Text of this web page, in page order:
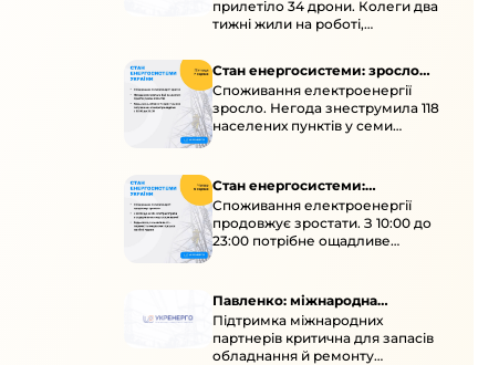
прилетіло 34 дрони. Колеги два
тижні жили на роботі,
Стан енергосистеми: зросло
споживання через негоду
Споживання електроенергії
зросло. Негода знеструмила 118
населених пунктів у семи
областях. Обмежте
електроприладами 10:00–23:00.
Стан енергосистеми:
споживання зростає
Споживання електроенергії
продовжує зростати. З 10:00 до
23:00 потрібне ощадливе
енергоспоживання, а
перенести на нічні години.
Павленко: міжнародна
підтримка для стійкості
енергосистеми
Підтримка міжнародних
партнерів критична для запасів
обладнання й ремонту